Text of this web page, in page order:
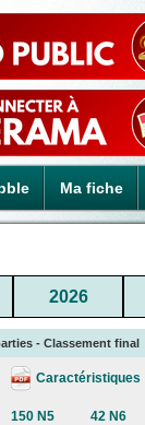
Ma fiche
2026
- Classement final
Caractéristiques
150 N5 42 N6